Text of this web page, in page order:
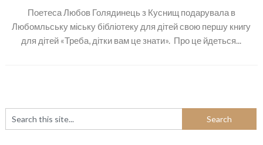
Поетеса Любов Голядинець з Куснищ подарувала в
Любомльську міську бібліотеку для дітей свою першу книгу
для дітей «Треба, дітки вам це знати». Про це йдеться...